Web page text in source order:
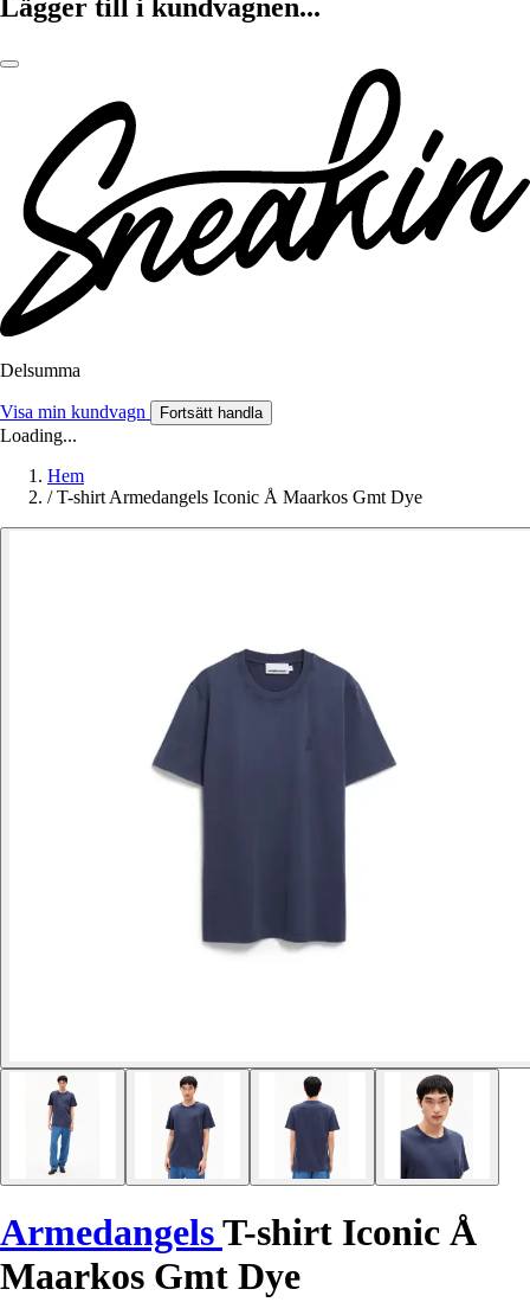
Lägger till i kundvagnen...
Delsumma
Visa min kundvagn Fortsätt handla
Loading...
Hem
/ T-shirt Armedangels Iconic Å Maarkos Gmt Dye
ArmedangelsT-shirt Iconic Å
Maarkos Gmt Dye